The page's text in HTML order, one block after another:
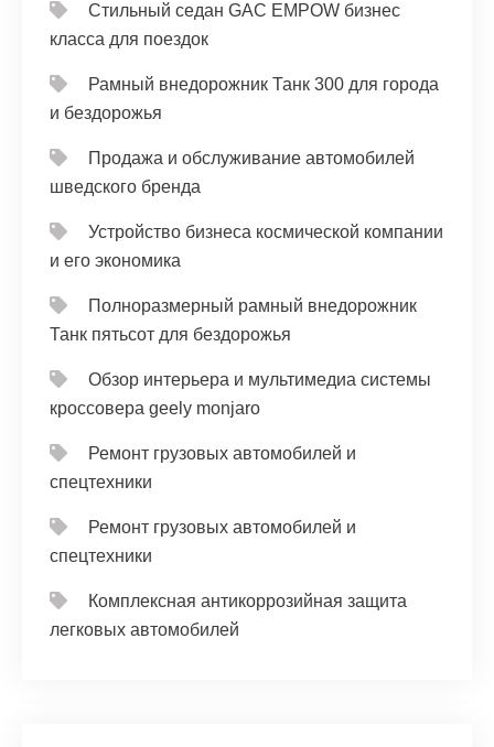
Стильный седан GAC EMPOW бизнес
класса для поездок
Рамный внедорожник Танк 300 для города
и бездорожья
Продажа и обслуживание автомобилей
шведского бренда
Устройство бизнеса космической компании
и его экономика
Полноразмерный рамный внедорожник
Танк пятьсот для бездорожья
Обзор интерьера и мультимедиа системы
кроссовера geely monjaro
Ремонт грузовых автомобилей и
спецтехники
Ремонт грузовых автомобилей и
спецтехники
Комплексная антикоррозийная защита
легковых автомобилей